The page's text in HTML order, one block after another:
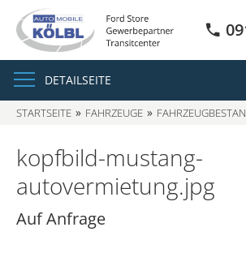
DETAILSEITE
STARTSEITE FAHRZEUGE
kopfbild-mustang-
autovermietung.jpg
Auf Anfrage